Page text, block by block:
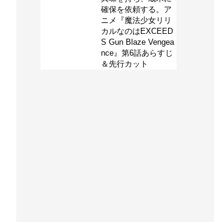
確保を依頼する。ア
ニメ『魔法少女リリ
カルなのはEXCEED
S Gun Blaze Vengea
nce』第6話あらすじ
＆先行カット